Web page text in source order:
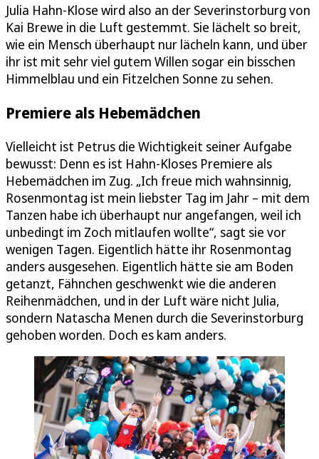
Julia Hahn-Klose wird also an der Severinstorburg von
Kai Brewe in die Luft gestemmt. Sie lächelt so breit,
wie ein Mensch überhaupt nur lächeln kann, und über
ihr ist mit sehr viel gutem Willen sogar ein bisschen
Himmelblau und ein Fitzelchen Sonne zu sehen.
Premiere als Hebemädchen
Vielleicht ist Petrus die Wichtigkeit seiner Aufgabe
bewusst: Denn es ist Hahn-Kloses Premiere als
Hebemädchen im Zug. „Ich freue mich wahnsinnig,
Rosenmontag ist mein liebster Tag im Jahr – mit dem
Tanzen habe ich überhaupt nur angefangen, weil ich
unbedingt im Zoch mitlaufen wollte“, sagt sie vor
wenigen Tagen. Eigentlich hätte ihr Rosenmontag
anders ausgesehen. Eigentlich hätte sie am Boden
getanzt, Fähnchen geschwenkt wie die anderen
Reihenmädchen, und in der Luft wäre nicht Julia,
sondern Natascha Menen durch die Severinstorburg
gehoben worden. Doch es kam anders.